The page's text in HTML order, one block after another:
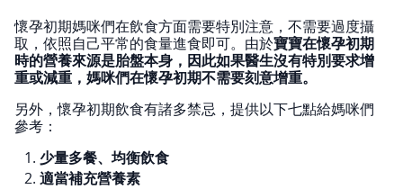
懷孕初期媽咪們在飲食方面需要特別注意，不需要過度攝
取，依照自己平常的食量進食即可。由於寶寶在懷孕初期
時的營養來源是胎盤本身，因此如果醫生沒有特別要求增
重或減重，媽咪們在懷孕初期不需要刻意增重。
另外，懷孕初期飲食有諸多禁忌，提供以下七點給媽咪們
參考：
少量多餐、均衡飲食
適當補充營養素